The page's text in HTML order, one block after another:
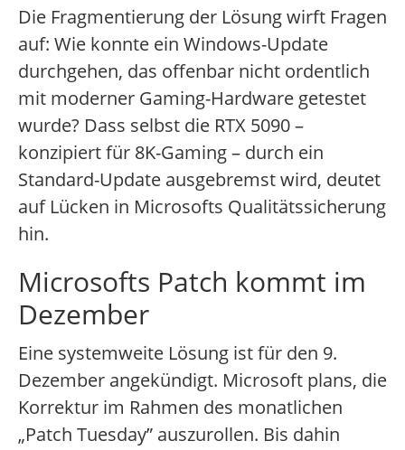
Die Fragmentierung der Lösung wirft Fragen
auf: Wie konnte ein Windows-Update
durchgehen, das offenbar nicht ordentlich
mit moderner Gaming-Hardware getestet
wurde? Dass selbst die RTX 5090 –
konzipiert für 8K-Gaming – durch ein
Standard-Update ausgebremst wird, deutet
auf Lücken in Microsofts Qualitätssicherung
hin.
Microsofts Patch kommt im
Dezember
Eine systemweite Lösung ist für den 9.
Dezember angekündigt. Microsoft plans, die
Korrektur im Rahmen des monatlichen
„Patch Tuesday” auszurollen. Bis dahin